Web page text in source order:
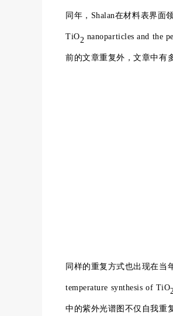
同年，Shalan在材料表界面
TiO2 nanoparticles and the
前的文章重复外，文章中有
同样的重复方式也出现在当
temperature synthesis of TiO2
中的紫外光谱图不仅自我重